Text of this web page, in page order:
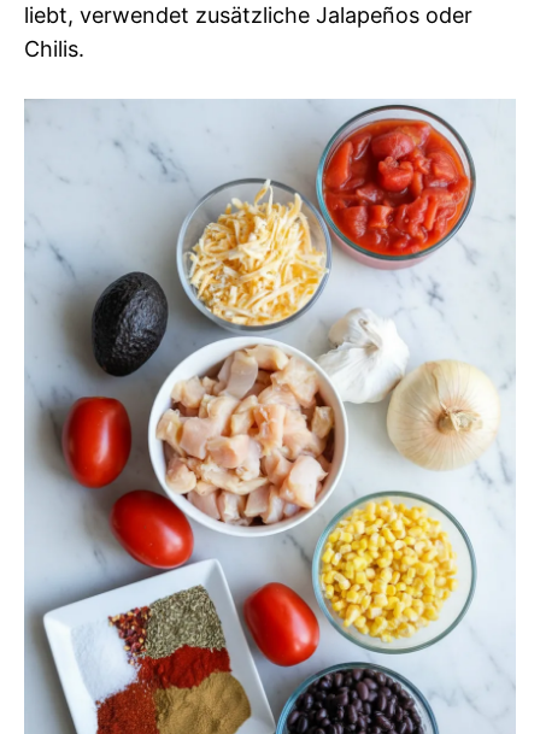
liebt, verwendet zusätzliche Jalapeños oder
Chilis.